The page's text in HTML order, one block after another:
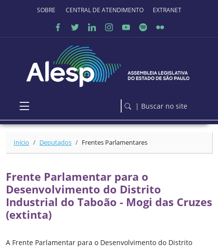
Ir para o conteúdo principal
SOBRE O PORTALCENTRAL DE ATENDIMENTO EXTRANET
| Buscar no site
Início Deputados Frentes Parlamentares
Frente Parlamentar para o
Desenvolvimento do Distrito
Industrial do Taboão - Mogi das Cruzes
(extinta)
A Frente Parlamentar para o Desenvolvimento do Distrito